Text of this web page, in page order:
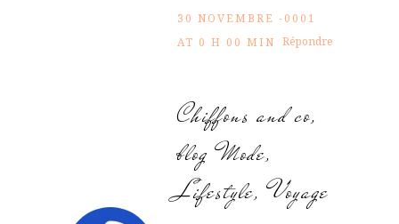
30 NOVEMBRE -0001
AT 0 H 00 MIN Répondre
Chiffons and co,
blog Mode,
Lifestyle, Voyage